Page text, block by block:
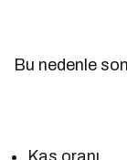
Bu nedenle
Kas oranı